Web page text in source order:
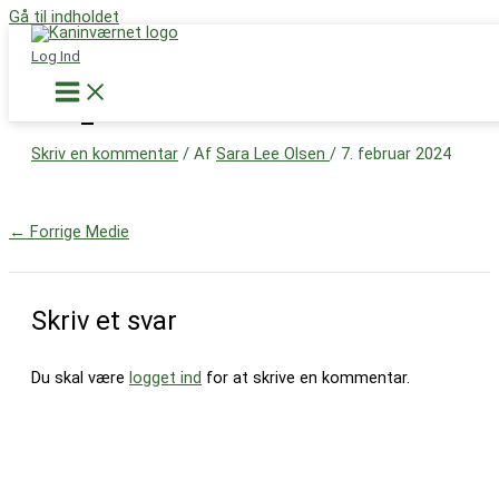
Gå til indholdet
Log Ind
Støt nu
IMG_3414
Skriv en kommentar / Af Sara Lee Olsen / 7. februar 2024
← Forrige Medie
Skriv et svar
Du skal være logget ind for at skrive en kommentar.